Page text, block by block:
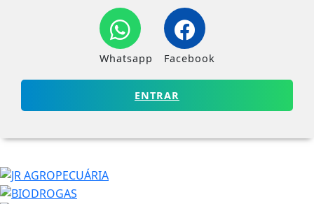
Whatsapp Facebook
ENTRAR